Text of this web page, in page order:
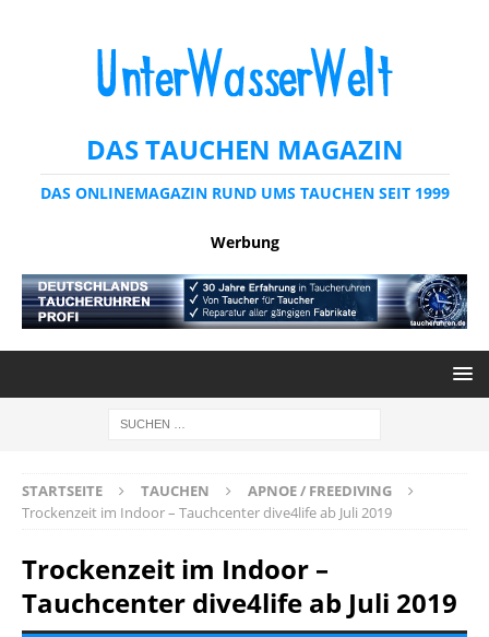
DAS TAUCHEN MAGAZIN
DAS ONLINEMAGAZIN RUND UMS TAUCHEN SEIT 1999
Werbung
STARTSEITE TAUCHEN
APNOE / FREEDIVING
Trockenzeit im Indoor – Tauchcenter dive4life ab Juli 2019
Trockenzeit im Indoor –
Tauchcenter dive4life ab Juli 2019